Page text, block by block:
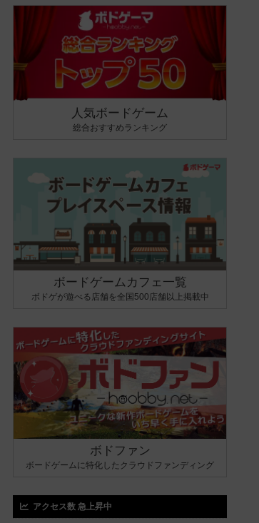
人気ボードゲーム
総合おすすめランキング
ボードゲームカフェ一覧
ボドゲが遊べる店舗を全国500店舗以上掲載中
ボドファン
ボードゲームに特化したクラウドファンディング
アクセス数 急上昇中